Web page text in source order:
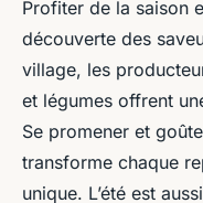
Profiter de la saison
découverte des
village, les
et légumes offrent
Se promener et
transforme chaque
unique. L’été est